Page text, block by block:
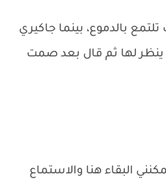
بالدموع، بينما جاكيري
ينظر لها ثم قال بعد صمت
البقاء هنا والاستماع